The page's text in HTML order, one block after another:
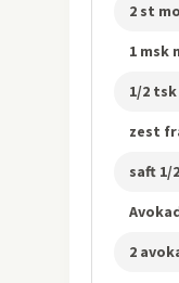
2 st
1 msk
1/2
zest
saft 1/
2